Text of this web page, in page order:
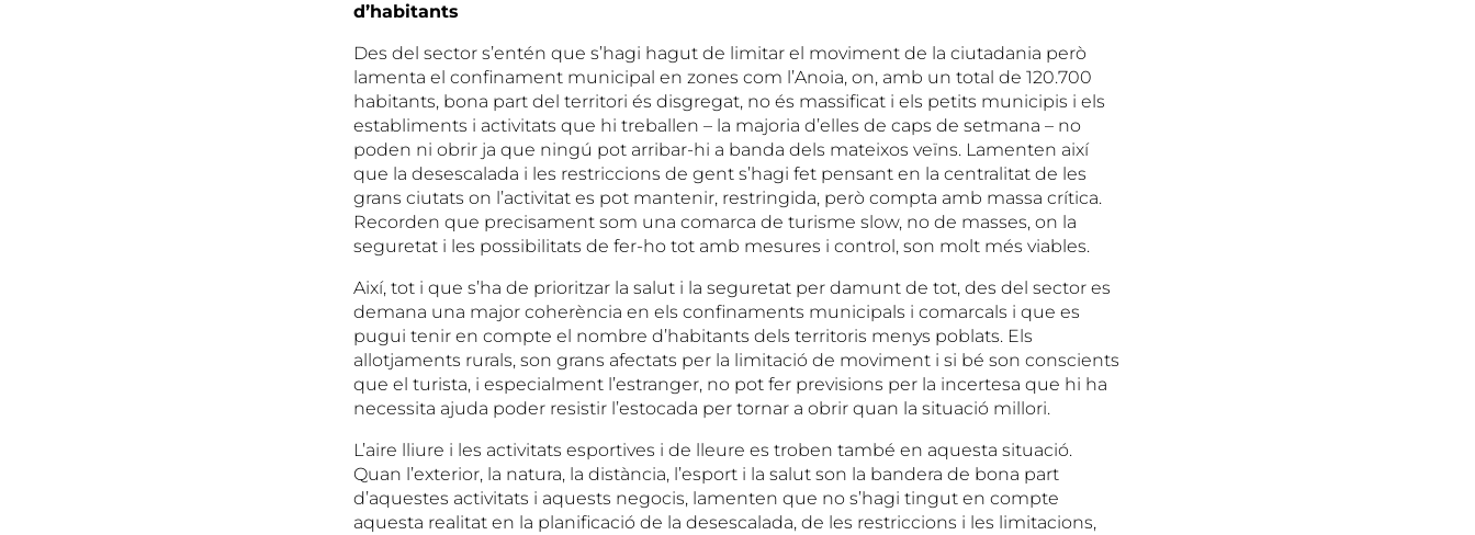
d’habitants
Des del sector s’entén que s’hagi hagut de limitar el moviment de la ciutadania però
lamenta el confinament municipal en zones com l’Anoia, on, amb un total de 120.700
habitants, bona part del territori és disgregat, no és massificat i els petits municipis i els
establiments i activitats que hi treballen – la majoria d’elles de caps de setmana – no
poden ni obrir ja que ningú pot arribar-hi a banda dels mateixos veïns. Lamenten així
que la desescalada i les restriccions de gent s’hagi fet pensant en la centralitat de les
grans ciutats on l’activitat es pot mantenir, restringida, però compta amb massa crítica.
Recorden que precisament som una comarca de turisme slow, no de masses, on la
seguretat i les possibilitats de fer-ho tot amb mesures i control, son molt més viables.
Així, tot i que s’ha de prioritzar la salut i la seguretat per damunt de tot, des del sector es
demana una major coherència en els confinaments municipals i comarcals i que es
pugui tenir en compte el nombre d’habitants dels territoris menys poblats. Els
allotjaments rurals, son grans afectats per la limitació de moviment i si bé son conscients
que el turista, i especialment l’estranger, no pot fer previsions per la incertesa que hi ha
necessita ajuda poder resistir l’estocada per tornar a obrir quan la situació millori.
L’aire lliure i les activitats esportives i de lleure es troben també en aquesta situació.
Quan l’exterior, la natura, la distància, l’esport i la salut son la bandera de bona part
d’aquestes activitats i aquests negocis, lamenten que no s’hagi tingut en compte
aquesta realitat en la planificació de la desescalada, de les restriccions i les limitacions,